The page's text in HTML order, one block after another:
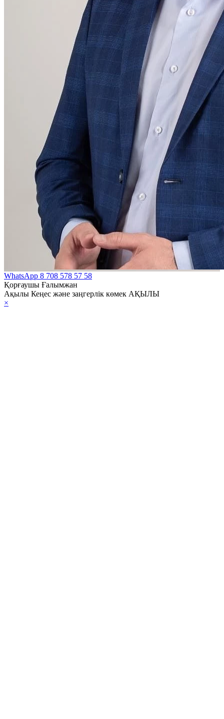
WhatsApp 8 708 578 57 58
Қорғаушы Ғалымжан
Ақылы Кеңес және заңгерлік көмек АҚЫЛЫ
×